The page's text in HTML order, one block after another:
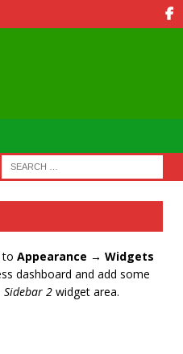
to Appearance → Widgets
dashboard and add some
Sidebar 2widget area.